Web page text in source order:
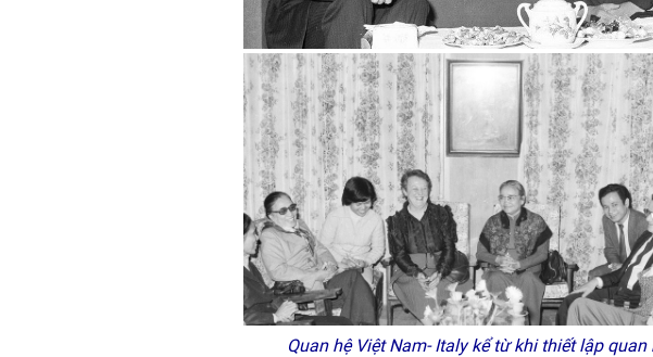
Quan hệ Việt Nam-Italy kể từ khi thiết lập quan